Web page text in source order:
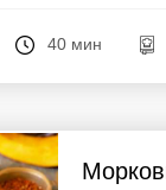
40 мин